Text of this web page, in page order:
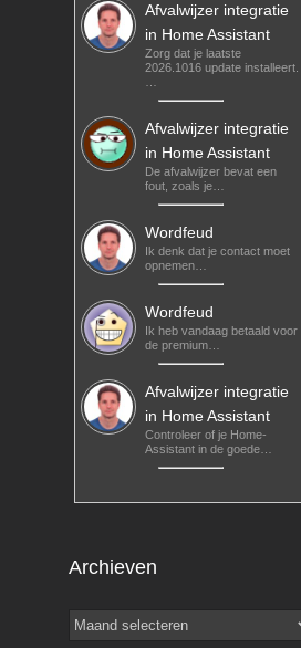
Afvalwijzer integratie
in Home Assistant
Zorg dat je laatste
2026.1016 update installeert.
Afvalwijzer integratie
in Home Assistant
De afvalwijzer bevat een
fout, zoals je…
Wordfeud
Ik denk dat je contact moet
opnemen…
Wordfeud
Ik heb vandaag betaald voor
de premium…
Afvalwijzer integratie
in Home Assistant
Controleer of je Home-
Assistant in de goede…
Archieven
Archieven